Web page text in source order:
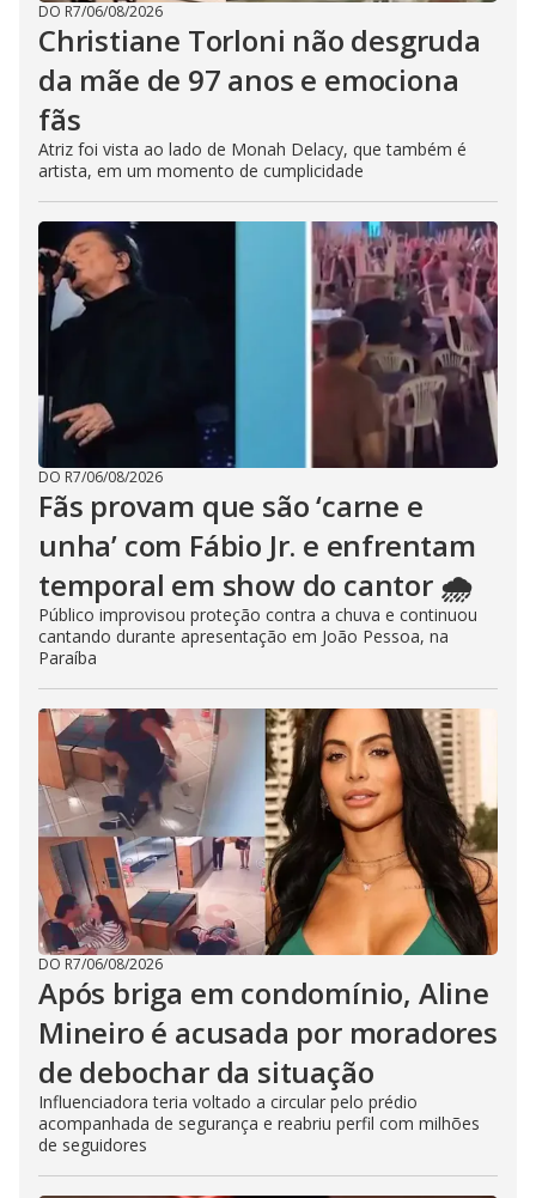
DO R7/06/08/2026
Christiane Torloni não desgruda
da mãe de 97 anos e emociona
fãs
Atriz foi vista ao lado de Monah Delacy, que também é
artista, em um momento de cumplicidade
DO R7/06/08/2026
Fãs provam que são ‘carne e
unha’ com Fábio Jr. e enfrentam
temporal em show do cantor 🌧️
Público improvisou proteção contra a chuva e continuou
cantando durante apresentação em João Pessoa, na
Paraíba
DO R7/06/08/2026
Após briga em condomínio, Aline
Mineiro é acusada por moradores
de debochar da situação
Influenciadora teria voltado a circular pelo prédio
acompanhada de segurança e reabriu perfil com milhões
de seguidores